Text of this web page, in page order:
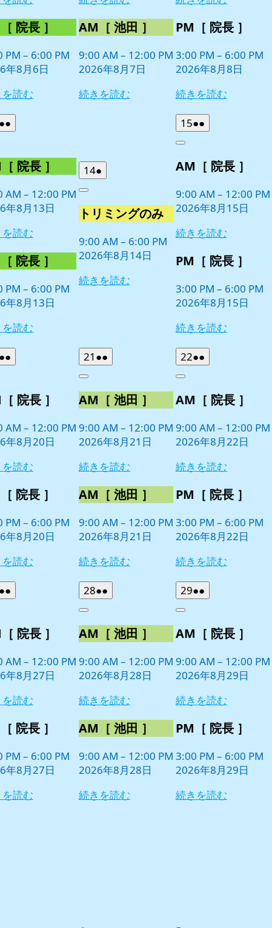
院長 ］
PM – 6:00 PM
年8月6日
読む
AM［ 池田 ］
9:00 AM – 12:00 PM
2026年8月7日
続きを読む
PM［ 院長 ］
3:00 PM – 6:00 PM
2026年8月8日
続きを読む
2026
●●
件
イ
ン
ト)
院長 ］
AM – 12:00 PM
年8月13日
読む
院長 ］
PM – 6:00 PM
年8月13日
読む
142026
年
月
14
日
●
件
イ
ン
ト)
Close
トリミングのみ
9:00 AM – 6:00 PM
2026年8月14日
続きを読む
152026
年
月
日
●●
件
イ
ン
ト)
Close
AM［ 院長 ］
9:00 AM – 12:00 PM
2026年8月15日
続きを読む
PM［ 院長 ］
3:00 PM – 6:00 PM
2026年8月15日
続きを読む
2026
●●
件
イ
ン
ト)
院長 ］
AM – 12:00 PM
年8月20日
読む
院長 ］
PM – 6:00 PM
年8月20日
読む
21 2026
年
月
21
日
●●
件
イ
ン
ト)
Close
AM［ 池田 ］
9:00 AM – 12:00 PM
2026年8月21日
続きを読む
AM［ 池田 ］
9:00 AM – 12:00 PM
2026年8月21日
続きを読む
222026
年
月
日
●●
件
イ
ン
ト)
Close
AM［ 院長 ］
9:00 AM – 12:00 PM
2026年8月22日
続きを読む
PM［ 院長 ］
3:00 PM – 6:00 PM
2026年8月22日
続きを読む
2026
●●
件
イ
ン
ト)
院長 ］
AM – 12:00 PM
年8月27日
読む
院長 ］
PM – 6:00 PM
年8月27日
読む
282026
年
月
28
日
●●
件
イ
ン
ト)
Close
AM［ 池田 ］
9:00 AM – 12:00 PM
2026年8月28日
続きを読む
AM［ 池田 ］
9:00 AM – 12:00 PM
2026年8月28日
続きを読む
292026
年
月
日
●●
件
イ
ン
ト)
Close
AM［ 院長 ］
9:00 AM – 12:00 PM
2026年8月29日
続きを読む
PM［ 院長 ］
3:00 PM – 6:00 PM
2026年8月29日
続きを読む